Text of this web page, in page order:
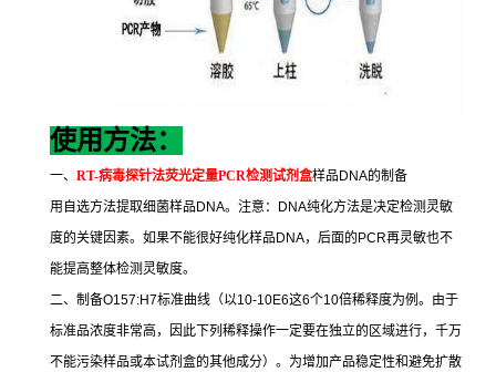
使用方法：
一、 RT-病毒探针法荧光定量PCR检测试剂盒样品 DNA的制备
用自选方法提取细菌样品 DNA。注意： DNA纯化方法是决定检测灵敏
度的关键因素。如果不能很好纯化样品 DNA，后面的PCR再灵敏也不
能提高整体检测灵敏度。
二、制备O157:H7标准曲线（以10-10E6这6个10倍稀释度为例。由于
标准品浓度非常高，因此下列稀释操作一定要在独立的区域进行，千万
不能污染样品或本试剂盒的其他成分）。为增加产品稳定性和避免扩散